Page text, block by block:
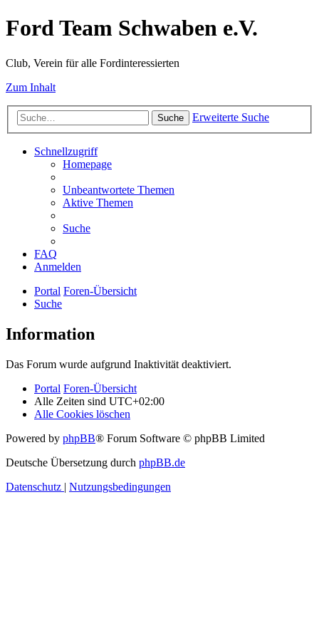
Ford Team Schwaben e.V.
Club, Verein für alle Fordinteressierten
Zum Inhalt
Suche Erweiterte Suche
Schnellzugriff
Homepage
Unbeantwortete Themen
Aktive Themen
Suche
FAQ
Anmelden
Portal Foren-Übersicht
Suche
Information
Das Forum wurde aufgrund Inaktivität deaktiviert.
Portal Foren-Übersicht
Alle Zeiten sind UTC+02:00
Alle Cookies löschen
Powered by phpBB® Forum Software © phpBB Limited
Deutsche Übersetzung durch phpBB.de
Datenschutz | Nutzungsbedingungen